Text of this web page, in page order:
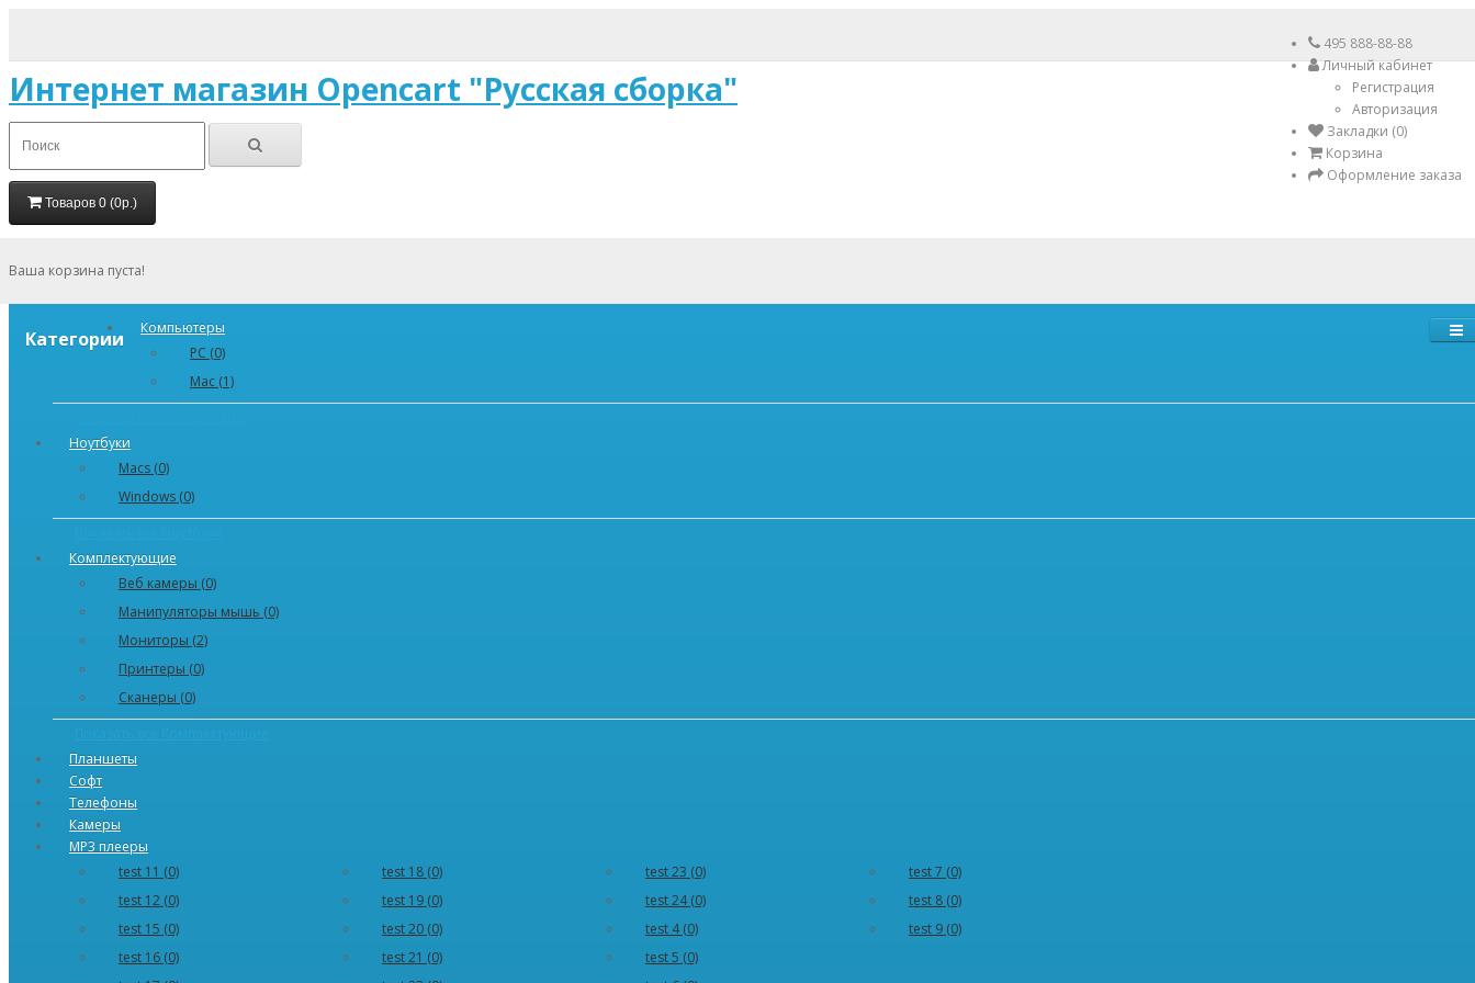
495 888-88-88
Личный кабинет
Регистрация
Авторизация
Закладки (0)
Корзина
Оформление заказа
Интернет магазин Opencart "Русская сборка"
Товаров 0 (0р.)
Ваша корзина пуста!
Категории
Компьютеры
PC (0)
Mac (1)
Ноутбуки
Macs (0)
Windows (0)
Комплектующие
Веб камеры (0)
Манипуляторы мышь (0)
Мониторы (2)
Принтеры (0)
Сканеры (0)
Планшеты
Софт
Телефоны
Камеры
MP3 плееры
test 11 (0)
test 12 (0)
test 15 (0)
test 16 (0)
test 18 (0)
test 19 (0)
test 20 (0)
test 21 (0)
test 23 (0)
test 24 (0)
test 4 (0)
test 5 (0)
test 7 (0)
test 8 (0)
test 9 (0)